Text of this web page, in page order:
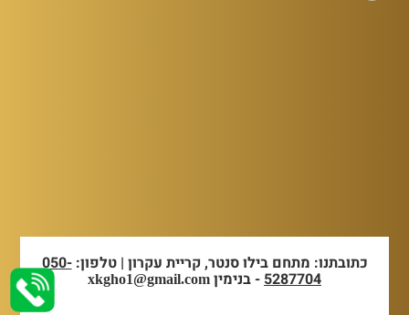
כתובתנו: מתחם בילו סנטר, קריית עקרון | טלפון:050-
5287704- בנימין xkgho1@gmail.com